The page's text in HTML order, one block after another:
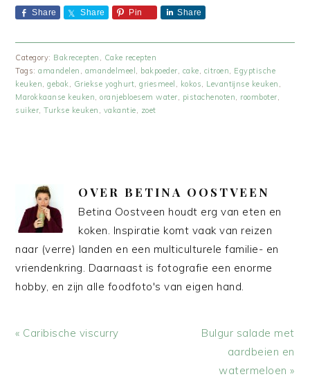
Share Share Pin Share
Category: Bakrecepten
Cake recepten
Tags:amandelen amandelmeel bakpoeder cake citroen
Egyptische
keuken ,gebak Griekse yoghurt ,griesmeel kokos Levantijnse keuken
Marokkaanse keuken ,oranjebloesem water pistachenoten roomboter
suiker ,Turkse keuken vakantie zoet
OVER BETINA OOSTVEEN
Betina Oostveen houdt erg van eten en
koken. Inspiratie komt vaak van reizen
naar (verre) landen en een multiculturele familie- en
vriendenkring. Daarnaast is fotografie een enorme
hobby, en zijn alle foodfoto's van eigen hand.
Vorig
« Caribische viscurry
Volgend
bericht:
Bulgur salade met
aardbeien en
watermeloen »